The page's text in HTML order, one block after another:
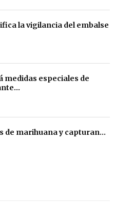
la vigilancia del embalse
medidas especiales de
de marihuana y capturan...